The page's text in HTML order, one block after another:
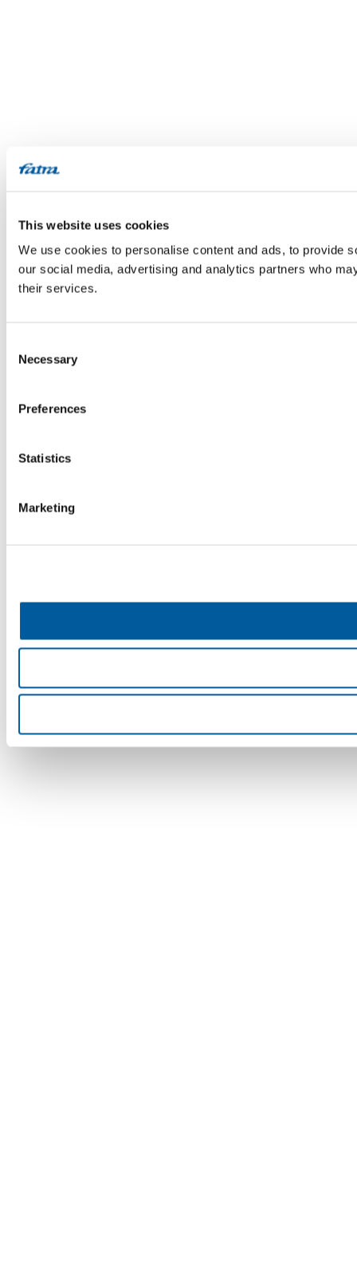
This website uses cookies
We use cookies to personalise content and ads, to provide
our social media, advertising and analytics partners who
their services.
Selection
Necessary
Preferences
Statistics
Marketing